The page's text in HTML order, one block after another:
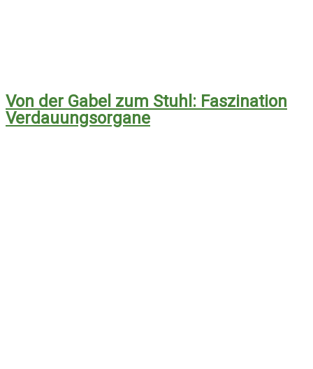
Von der Gabel zum Stuhl: Faszination
Verdauungsorgane